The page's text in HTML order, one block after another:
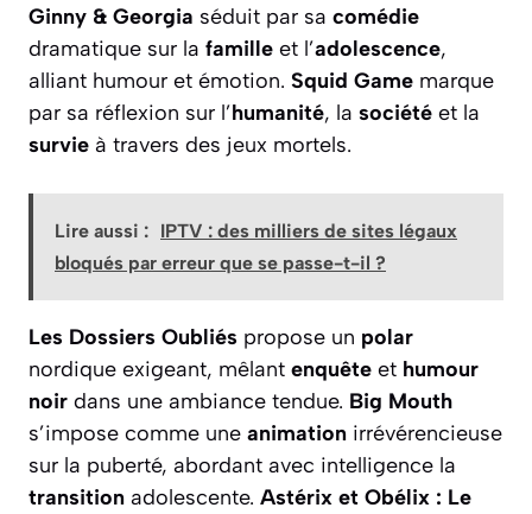
Ginny & Georgia séduit par sa comédie
dramatique sur la famille et l’adolescence,
alliant humour et émotion. Squid Game marque
par sa réflexion sur l’humanité, la société et la
survie à travers des jeux mortels.
Lire aussi : IPTV : des milliers de sites légaux
bloqués par erreur que se passe-t-il ?
Les Dossiers Oubliés propose un polar
nordique exigeant, mêlant enquête et humour
noir dans une ambiance tendue. Big Mouth
s’impose comme une animation irrévérencieuse
sur la puberté, abordant avec intelligence la
transition adolescente. Astérix et Obélix : Le